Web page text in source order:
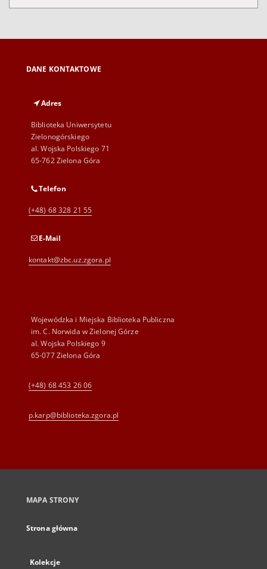
DANE KONTAKTOWE
Adres
Biblioteka Uniwersytetu
Zielonogórskiego
al. Wojska Polskiego 71
65-762 Zielona Góra
Telefon
(+48) 68 328 21 55
E-Mail
kontakt@zbc.uz.zgora.pl
Wojewódzka i Miejska Biblioteka Publiczna
im. C. Norwida w Zielonej Górze
al. Wojska Polskiego 9
65-077 Zielona Góra
(+48) 68 453 26 06
p.karp@biblioteka.zgora.pl
MAPA STRONY
Strona główna
Kolekcje